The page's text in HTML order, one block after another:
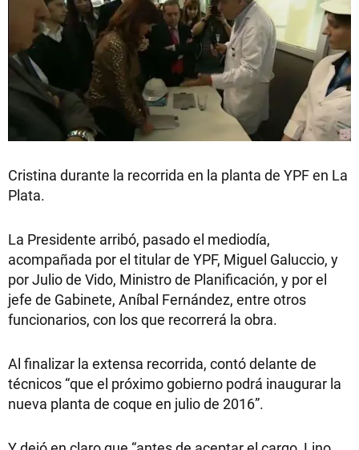
Cristina durante la recorrida en la planta de YPF en La
Plata.
La Presidente arribó, pasado el mediodía,
acompañada por el titular de YPF, Miguel Galuccio, y
por Julio de Vido, Ministro de Planificación, y por el
jefe de Gabinete, Aníbal Fernández, entre otros
funcionarios, con los que recorrerá la obra.
Al finalizar la extensa recorrida, contó delante de
técnicos “que el próximo gobierno podrá inaugurar la
nueva planta de coque en julio de 2016”.